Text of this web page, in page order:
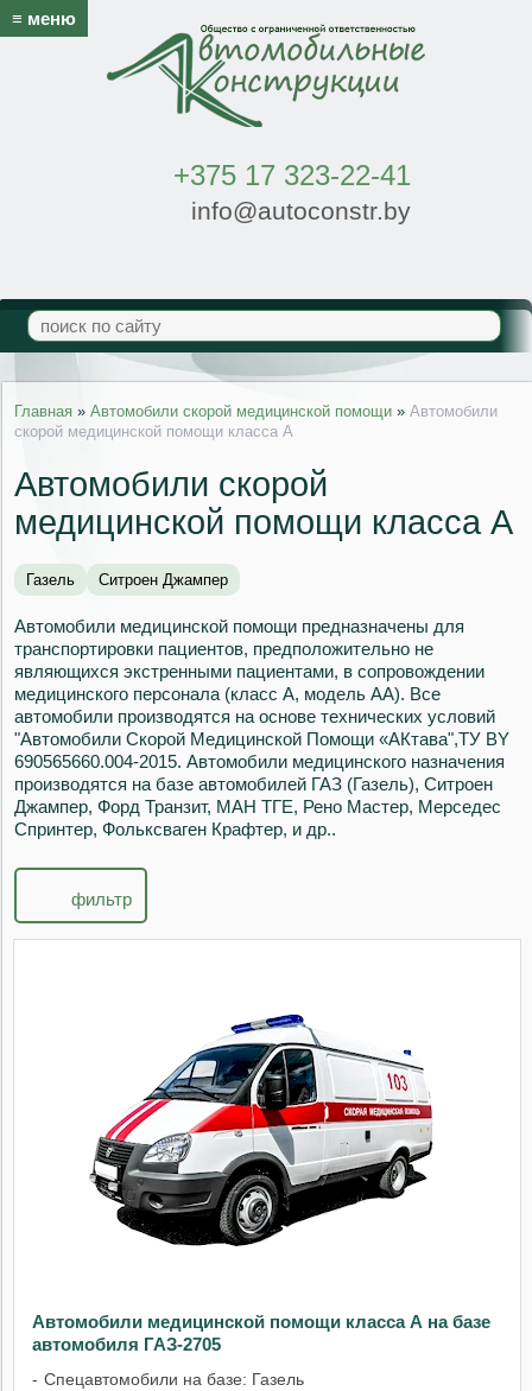
≡ меню
+375 17 323-22-41
info@autoconstr.by
Главная » Автомобили скорой медицинской помощи » Автомобили
скорой медицинской помощи класса А
Автомобили скорой
медицинской помощи класса А
Газель Ситроен Джампер
Автомобили медицинской помощи предназначены для
транспортировки пациентов, предположительно не
являющихся экстренными пациентами, в сопровождении
медицинского персонала (класс А, модель АА). Все
автомобили производятся на основе технических условий
"Автомобили Скорой Медицинской Помощи «АКтава",ТУ BY
690565660.004-2015. Автомобили медицинского назначения
производятся на базе автомобилей ГАЗ (Газель), Ситроен
Джампер, Форд Транзит, МАН ТГЕ, Рено Мастер, Мерседес
Спринтер, Фольксваген Крафтер, и др..
фильтр
Автомобили медицинской помощи класса А на базе
автомобиля ГАЗ-2705
Спецавтомобили на базе: Газель